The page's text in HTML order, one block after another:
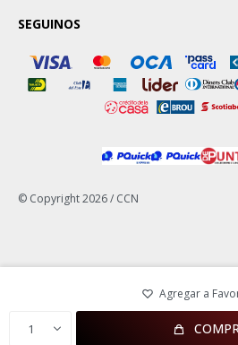
1
SEGUINOS
© Copyright 2026 / CCN